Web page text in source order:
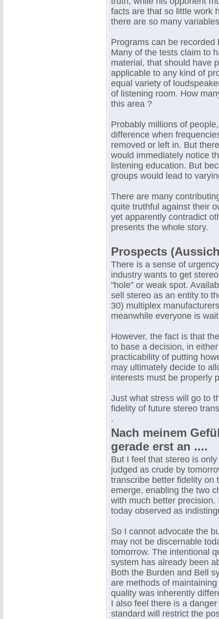
facts are that so little work
there are so many
Programs can be
Many of the tests claim to
material, that should have
applicable to any kind of
equal variety of
of listening room. How
this area ?
Probably millions of
difference when
removed or left in. But
would immediately notice
listening education. But
groups would lead to
There are many
quite truthful against their
yet apparently contradict
presents the whole story.
Prospects
There is a sense of
industry wants to get
"hole" or weak spot.
sell stereo as an entity to
30) multiplex
meanwhile everyone is
However, the fact is that
to base a decision, in
practicability of putting
may ultimately decide to
interests must be properly
Just what stress will go to
fidelity of future stereo
.
Nach meinem
gerade erst an ....
But I feel that stereo is
judged as crude by
transcribe better fidelity on
emerge, enabling the two
with much better
today observed as
So I cannot advocate the
may not be discernable
tomorrow. The intentional
system has already been
Both the Burden and Bell
are methods of
quality was inherently
I also feel there is a
standard will restrict the